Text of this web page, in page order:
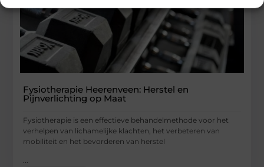
Fysiotherapie Heerenveen: Herstel en
Pijnverlichting op Maat
Fysiotherapie is een effectieve behandelmethode voor het
verhelpen van lichamelijke klachten, het verbeteren van
mobiliteit en het bevorderen van herstel
...